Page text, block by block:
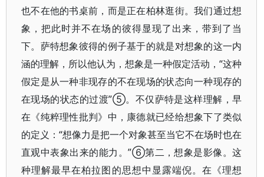
也不在他的书桌前，而是正在柏林逛街。我们通过想
象，把此时并不在场的彼得显现了出来，带到了当
下。萨特想象彼得的例子基于的就是对想象的这一内
涵的理解，所以他认为，想象是一种假定活动，“这种
假定是从一种非现存的不在现场的状态向一种现存的
在现场的状态的过渡”⑤。不仅萨特是这样理解，早
在《纯粹理性批判》中，康德就已经给想象下了类似
的定义：“想像力是把一个对象甚至当它不在场时也在
直观中表象出来的能力。”⑥第二，想象是影像。这
种理解最早在柏拉图的思想中显露端倪。在《理想